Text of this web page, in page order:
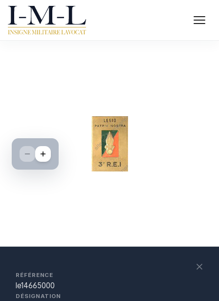
RÉFÉRENCE
le14665000
DÉSIGNATION